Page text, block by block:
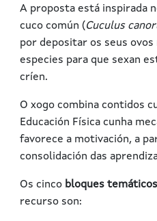
A proposta está inspirada
cuco común (Cuculus
por depositar os seus
especies para que sexan
críen.
O xogo combina contidos
Educación Física cunha
favorece a motivación, a
consolidación das
Os cinco bloques temáticos
recurso son: